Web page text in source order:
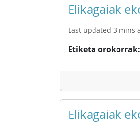
Elikagaiak
Last updated 3 mins
Etiketa orokorrak
Elikagaiak